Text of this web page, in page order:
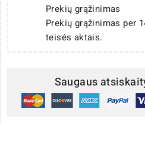
Prekių grąžinimas
Prekių grąžinimas per
teisės aktais.
Saugaus